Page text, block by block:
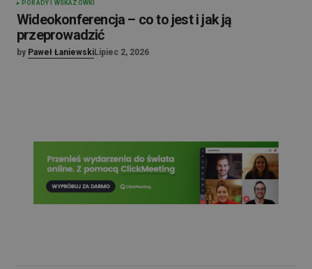
PORADY I WSKAZÓWKI
Wideokonferencja – co to jest i jak ją
przeprowadzić
by Paweł ŁaniewskiLipiec 2, 2026